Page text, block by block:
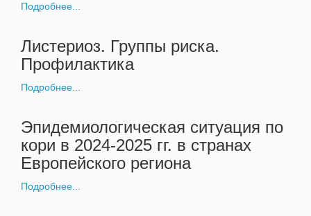
Подробнее...
Листериоз. Группы риска.
Профилактика
Подробнее...
Эпидемиологическая ситуация по
кори в 2024-2025 гг. в странах
Европейского региона
Подробнее...